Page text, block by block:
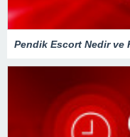
Pendik Escort Nedir ve